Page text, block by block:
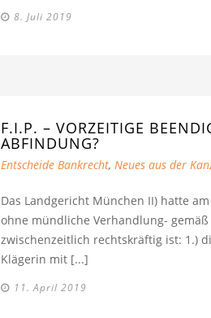
8. Juli 2019
F.I.P. – VORZEITIGE
BFINDUNG?
Entscheide Bankrecht, Neues aus der
Das Landgericht München II) hatte
ohne mündliche Verhandlung- gemäß
zwischenzeitlich rechtskräftig ist: 1.)
Klägerin mit [...]
11. April 2019